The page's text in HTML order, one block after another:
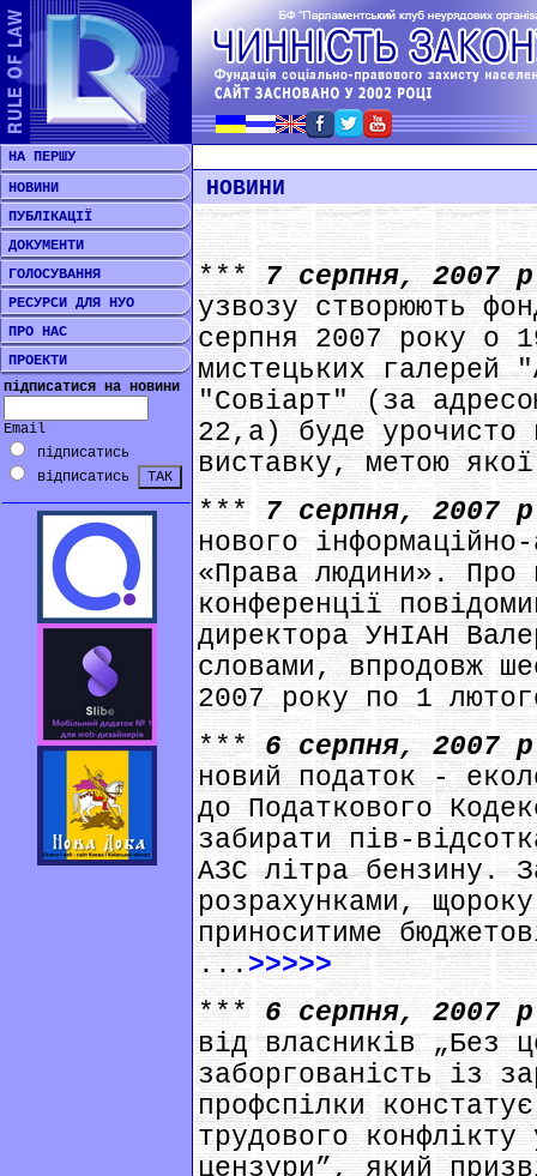
НА ПЕРШУ
НОВИНИ
ПУБЛІКАЦІЇ
ДОКУМЕНТИ
ГОЛОСУВАННЯ
РЕСУРСИ ДЛЯ НУО
ПРО НАС
ПРОЕКТИ
підписатися на новини
Email
підписатись
відписатись
НОВИНИ
***7 серпня, 2007
узвозу створюють
серпня 2007 року о
мистецьких галерей
"Совіарт" (за
22,а) буде урочисто
виставку, метою
***7 серпня, 2007
нового
«Права людини». Про
конференції
директора УНІАН
словами, впродовж
2007 року по 1
***6 серпня, 2007
новий податок -
до Податкового
забирати пів-
АЗС літра бензину.
розрахунками,
приноситиме
...>>>>>
***6 серпня, 2007
від власників „Без
заборгованість із
профспілки
трудового
цензури”, який